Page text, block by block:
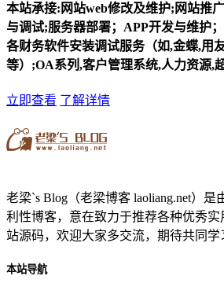
本站承接:网站web修改及维护;网站推
与调试;服务器部署；APP开发与维护；
各财务软件安装调试服务（如,金蝶,用
等）;OA系列,客户管理系统,人力资源,
立即查看 了解详情
老梁`s Blog（老梁博客 laoliang.net）
利性博客，意在致力于推荐各种优秀
站源码，欢迎大家多交流，期待共同学
本站导航